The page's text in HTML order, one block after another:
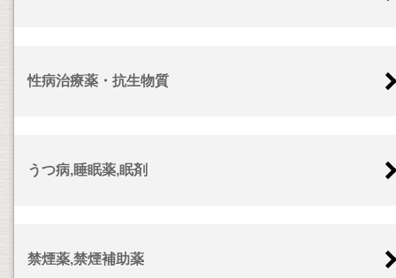
性病治療薬・抗生物質
うつ病,睡眠薬,眠剤
禁煙薬,禁煙補助薬